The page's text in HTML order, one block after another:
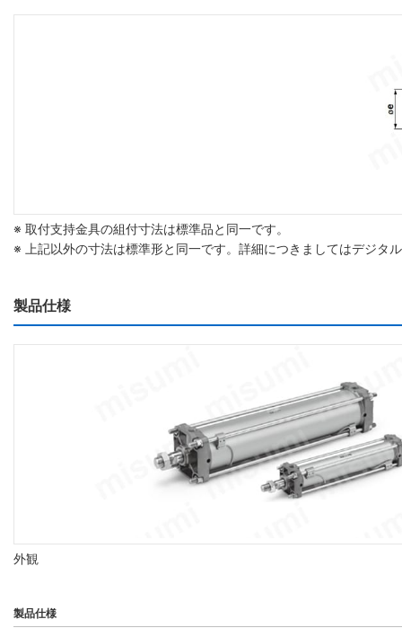
※ 取付支持金具の組付寸法は標準品と同一です。
※ 上記以外の寸法は標準形と同一です。詳細につきましてはデジタ
製品仕様
外観
製品仕様